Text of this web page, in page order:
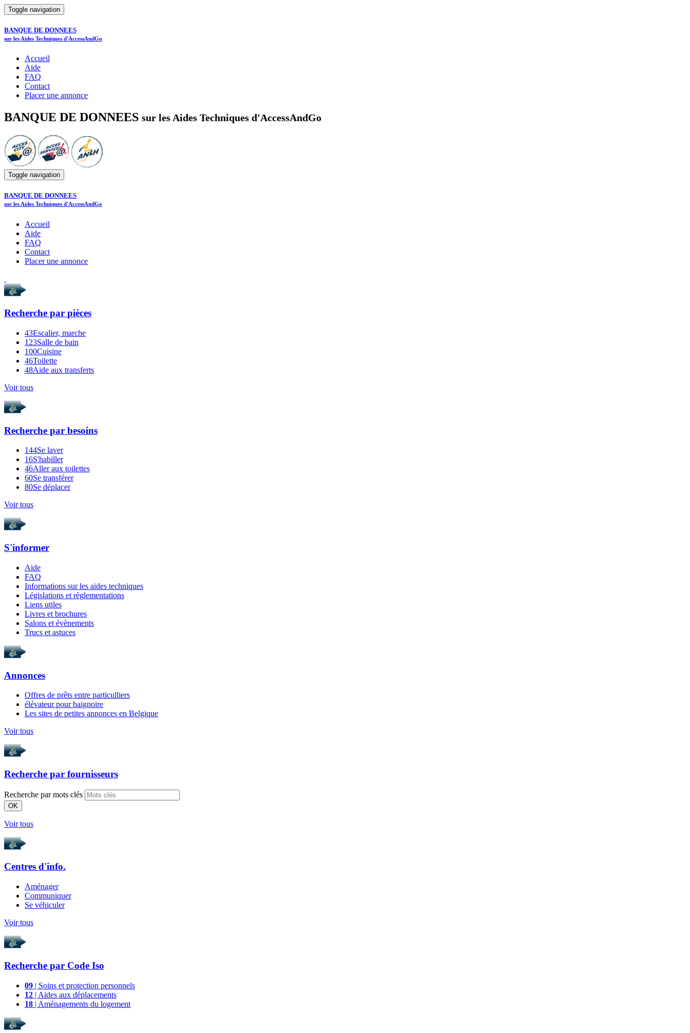
Toggle navigation
BANQUE DE DONNEES
sur les Aides Techniques d'AccessAndGo
Accueil
Aide
FAQ
Contact
Placer une annonce
BANQUE DE DONNEES sur les Aides Techniques d'AccessAndGo
Toggle navigation
BANQUE DE DONNEES
sur les Aides Techniques d'AccessAndGo
Accueil
Aide
FAQ
Contact
Placer une annonce
Recherche par pièces
43Escalier, marche
123Salle de bain
100Cuisine
46Toilette
48Aide aux transferts
Voir tous
Recherche par besoins
144Se laver
16S'habiller
46Aller aux toilettes
60Se transférer
80Se déplacer
Voir tous
S'informer
Aide
FAQ
Informations sur les aides techniques
Législations et règlementations
Liens utiles
Livres et brochures
Salons et évènements
Trucs et astuces
Annonces
Offres de prêts entre particulliers
élévateur pour baignoire
Les sites de petites annonces en Belgique
Voir tous
Recherche par fournisseurs
Recherche par mots clés
OK
Voir tous
Centres d'info.
Aménager
Communiquer
Se véhiculer
Voir tous
Recherche par Code Iso
09 | Soins et protection personnels
12 | Aides aux déplacements
18 | Aménagements du logement